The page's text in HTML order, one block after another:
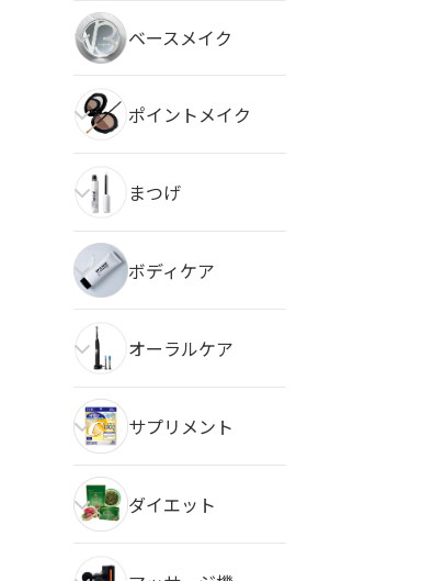
ベースメイク
ポイントメイク
まつげ
ボディケア
オーラルケア
サプリメント
ダイエット